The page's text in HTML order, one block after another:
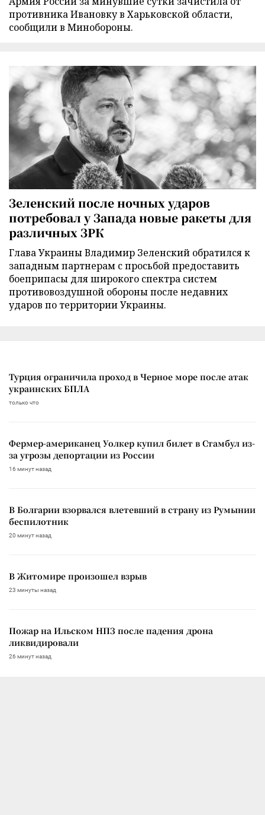
противника Ивановку в Харьковской области,
сообщили в Минобороны.
Зеленский после ночных ударов
потребовал у Запада новые ракеты для
различных ЗРК
Глава Украины Владимир Зеленский обратился к
западным партнерам с просьбой предоставить
боеприпасы для широкого спектра систем
противовоздушной обороны после недавних
ударов по территории Украины.
Турция ограничила проход в Черное море после атак
украинских БПЛА
только что
Фермер-американец Уолкер купил билет в Стамбул из-
за угрозы депортации из России
16 минут назад
В Болгарии взорвался влетевший в страну из Румынии
беспилотник
20 минут назад
В Житомире произошел взрыв
23 минуты назад
Пожар на Ильском НПЗ после падения дрона
ликвидировали
26 минут назад